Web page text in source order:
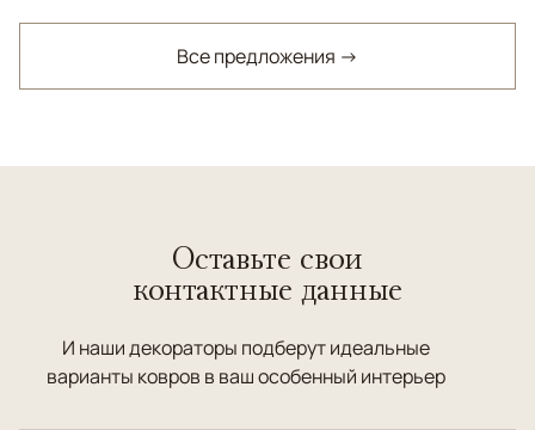
Все предложения →
Оставьте свои
контактные данные
И наши декораторы подберут идеальные
варианты ковров в ваш особенный интерьер